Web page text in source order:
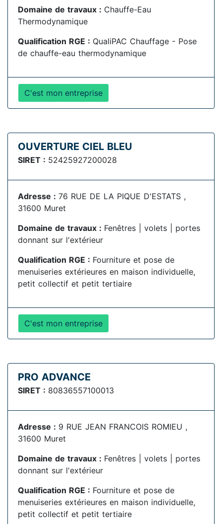
Domaine de travaux : Chauffe-Eau
Thermodynamique
Qualification RGE : QualiPAC Chauffage - Pose
de chauffe-eau thermodynamique
C'est mon entreprise
OUVERTURE CIEL BLEU
SIRET : 52425927200028
Adresse : 76 RUE DE LA PIQUE D'ESTATS ,
31600 Muret
Domaine de travaux : Fenêtres | volets | portes
donnant sur l'extérieur
Qualification RGE : Fourniture et pose de
menuiseries extérieures en maison individuelle,
petit collectif et petit tertiaire
C'est mon entreprise
PRO ADVANCE
SIRET : 80836557100013
Adresse : 9 RUE JEAN FRANCOIS ROMIEU ,
31600 Muret
Domaine de travaux : Fenêtres | volets | portes
donnant sur l'extérieur
Qualification RGE : Fourniture et pose de
menuiseries extérieures en maison individuelle,
petit collectif et petit tertiaire